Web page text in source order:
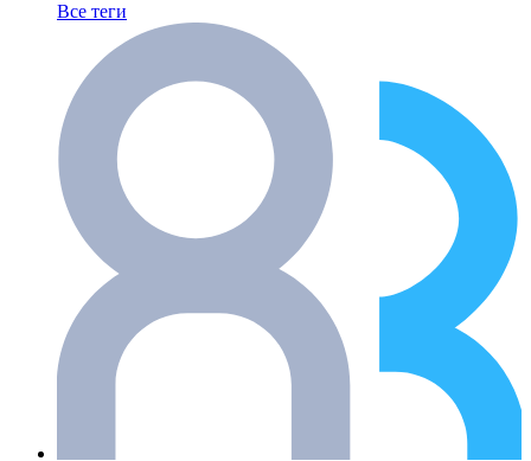
Все теги